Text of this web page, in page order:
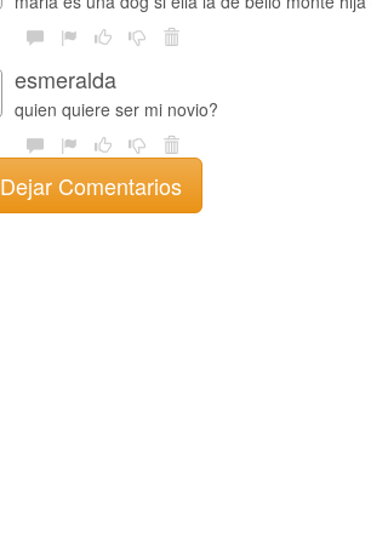
esmeralda
quien quiere ser mi novio?
Dejar Comentarios